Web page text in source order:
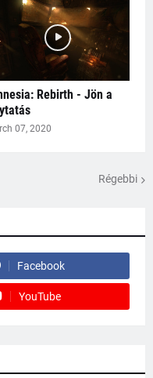
Rebirth - Jön a
07, 2020
Régebbi
Facebook
YouTube